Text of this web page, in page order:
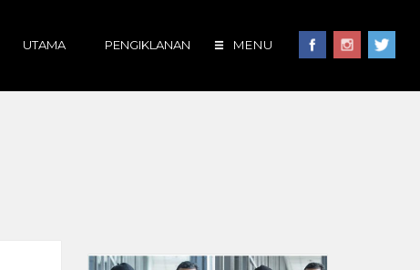
MENU
UTAMA PENGIKLANAN